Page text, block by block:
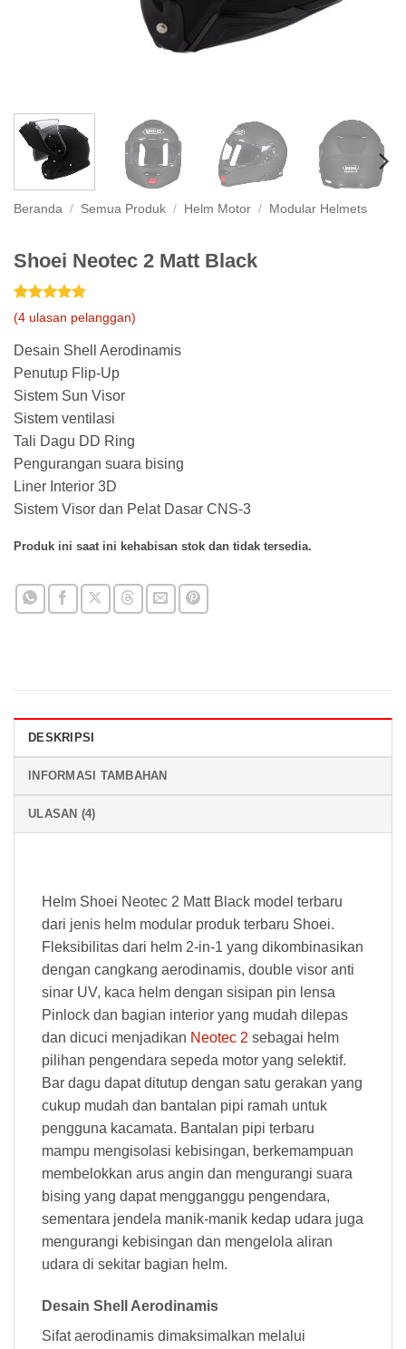
Beranda / Semua Produk / Helm Motor / Modular Helmets
Shoei Neotec 2 Matt Black
Peringkat5
dari 5
berdasarkan
4
penilaian
pelanggan
(4 ulasan pelanggan)
Desain Shell Aerodinamis
Penutup Flip-Up
Sistem Sun Visor
Sistem ventilasi
Tali Dagu DD Ring
Pengurangan suara bising
Liner Interior 3D
Sistem Visor dan Pelat Dasar CNS-3
Produk ini saat ini kehabisan stok dan tidak tersedia.
DESKRIPSI
INFORMASI TAMBAHAN
ULASAN (4)
Helm Shoei Neotec 2 Matt Black model terbaru
dari jenis helm modular produk terbaru Shoei.
Fleksibilitas dari helm 2-in-1 yang dikombinasikan
dengan cangkang aerodinamis, double visor anti
sinar UV, kaca helm dengan sisipan pin lensa
Pinlock dan bagian interior yang mudah dilepas
dan dicuci menjadikan Neotec 2 sebagai helm
pilihan pengendara sepeda motor yang selektif.
Bar dagu dapat ditutup dengan satu gerakan yang
cukup mudah dan bantalan pipi ramah untuk
pengguna kacamata. Bantalan pipi terbaru
mampu mengisolasi kebisingan, berkemampuan
membelokkan arus angin dan mengurangi suara
bising yang dapat mengganggu pengendara,
sementara jendela manik-manik kedap udara juga
mengurangi kebisingan dan mengelola aliran
udara di sekitar bagian helm.
Desain Shell Aerodinamis
Sifat aerodinamis dimaksimalkan melalui